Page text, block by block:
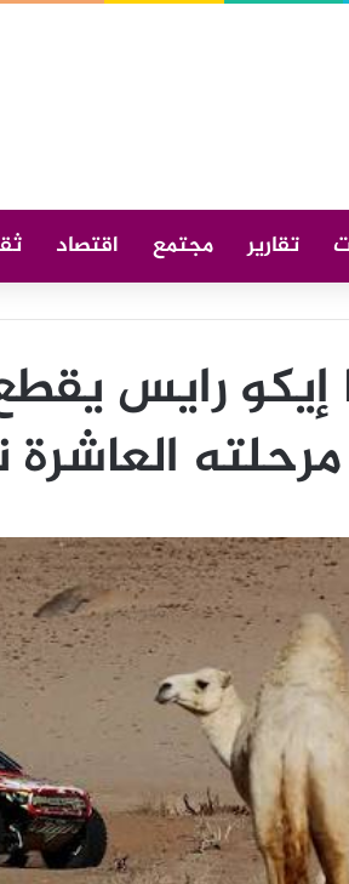
تقارير مجتمع اقتصاد
إيكو رايس
العاشرة